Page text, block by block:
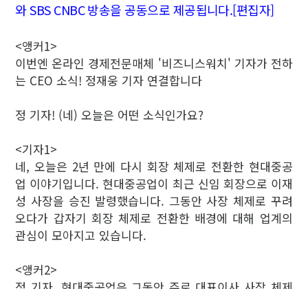
와 SBS CNBC 방송을 공동으로 제공됩니다.[편집자]
<앵커1>
이번엔 온라인 경제전문매체 '비즈니스워치' 기자가 전하
는 CEO 소식! 정재웅 기자 연결합니다
정 기자! (네) 오늘은 어떤 소식인가요?
<기자1>
네, 오늘은 2년 만에 다시 회장 체제로 전환한 현대중공
업 이야기입니다. 현대중공업이 최근 신임 회장으로 이재
성 사장을 승진 발령했습니다. 그동안 사장 체제로 꾸려
오다가 갑자기 회장 체제로 전환한 배경에 대해 업계의
관심이 모아지고 있습니다.
<앵커2>